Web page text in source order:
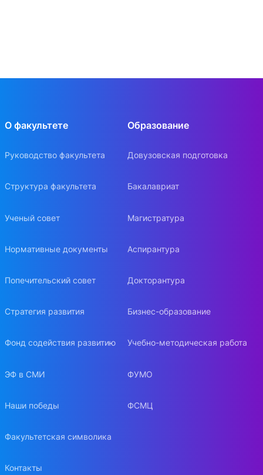
О факультете
Руководство факультета
Структура факультета
Ученый совет
Нормативные документы
Попечительский совет
Стратегия развития
Фонд содействия развитию
ЭФ в СМИ
Наши победы
Факультетская символика
Контакты
Образование
Довузовская подготовка
Бакалавриат
Магистратура
Аспирантура
Докторантура
Бизнес-образование
Учебно-методическая работа
ФУМО
ФСМЦ